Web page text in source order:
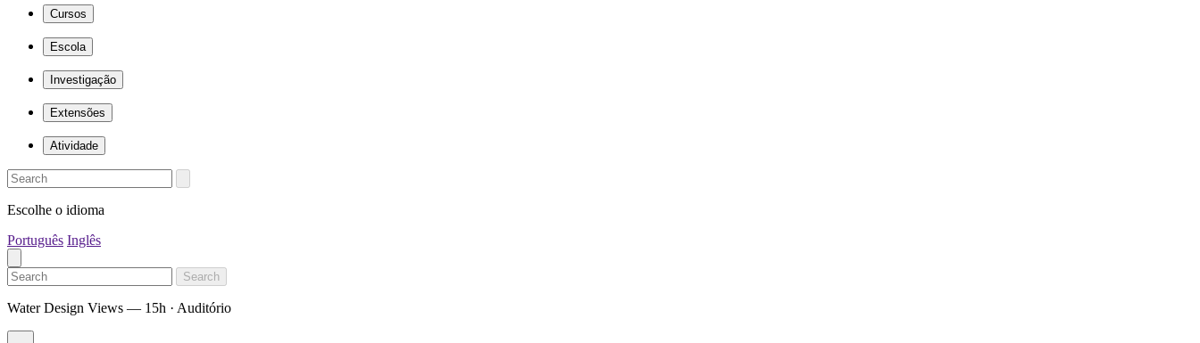
Cursos
Escola
Investigação
Extensões
Atividade
Escolhe o idioma
Português Inglês
Search
Water Design Views — 15h · Auditório